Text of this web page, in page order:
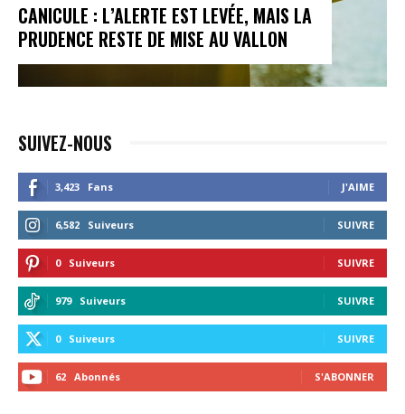
CANICULE : L’ALERTE EST LEVÉE, MAIS LA
PRUDENCE RESTE DE MISE AU VALLON
SUIVEZ-NOUS
3,423 Fans J'AIME
6,582 Suiveurs SUIVRE
0 Suiveurs SUIVRE
979 Suiveurs SUIVRE
0 Suiveurs SUIVRE
62 Abonnés S'ABONNER